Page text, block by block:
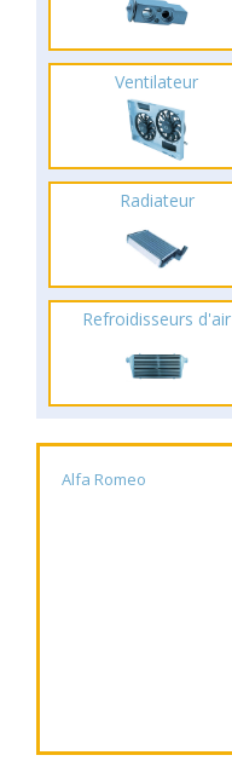
Ventilateur
Radiateur
Refroidisseurs d'air
Alfa Romeo